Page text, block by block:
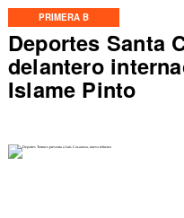
PRIMERA B
Deportes Santa
delantero
Islame Pinto